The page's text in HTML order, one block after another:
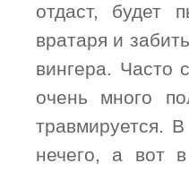
отдаст, будет
вратаря и
вингера. Часто
очень много
травмируется.
нечего, а вот